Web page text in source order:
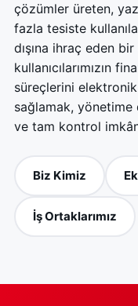
çözümler üreten,
fazla tesiste
dışına ihraç eden
kullanıcılarımızın
süreçlerini
sağlamak, yönetime
ve tam kontrol
Biz Kimiz
İş Ortaklarımız